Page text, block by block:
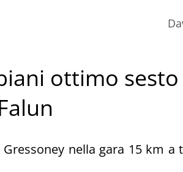
ottimo
Gressoney nella gara 15 km a